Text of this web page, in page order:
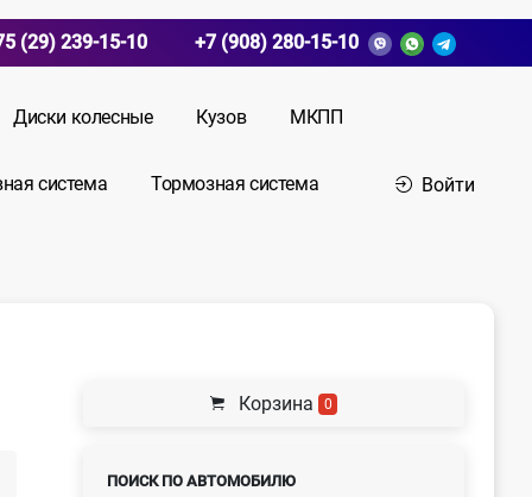
(29) 239-15-10 +7 (908) 280-15-10
Диски колесные Кузов МКПП
система Тормозная система Войти
Корзина 0
ПОИСК ПО АВТОМОБИЛЮ